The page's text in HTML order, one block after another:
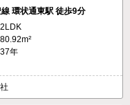
環状通東駅 徒歩9分
2LDK
80.92m²
37年